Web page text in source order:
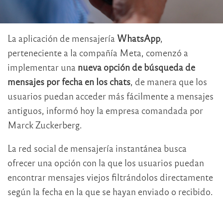
La aplicación de mensajería WhatsApp,
perteneciente a la compañía Meta, comenzó a
implementar una nueva opción de búsqueda de
mensajes por fecha en los chats, de manera que los
usuarios puedan acceder más fácilmente a mensajes
antiguos, informó hoy la empresa comandada por
Marck Zuckerberg.
La red social de mensajería instantánea busca
ofrecer una opción con la que los usuarios puedan
encontrar mensajes viejos filtrándolos directamente
según la fecha en la que se hayan enviado o recibido.